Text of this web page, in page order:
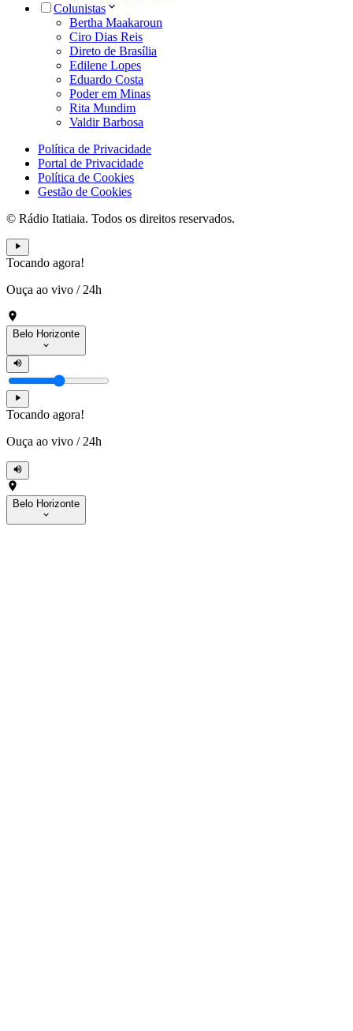
Colunistas
Bertha Maakaroun
Ciro Dias Reis
Direto de Brasília
Edilene Lopes
Eduardo Costa
Poder em Minas
Rita Mundim
Valdir Barbosa
Política de Privacidade
Portal de Privacidade
Política de Cookies
Gestão de Cookies
© Rádio Itatiaia. Todos os direitos reservados.
Tocando agora!
Ouça ao vivo / 24h
Belo Horizonte
Tocando agora!
Ouça ao vivo / 24h
Belo Horizonte